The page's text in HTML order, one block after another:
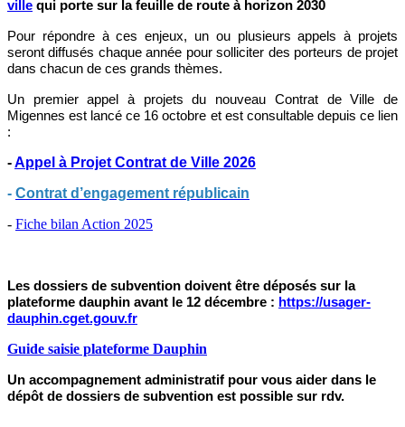
ville qui porte sur la feuille de route à horizon 2030
Pour répondre à ces enjeux, un ou plusieurs appels à projets
seront diffusés chaque année pour solliciter des porteurs de projet
dans chacun de ces grands thèmes.
Un premier appel à projets du nouveau Contrat de Ville de
Migennes est lancé ce 16 octobre et est consultable depuis ce lien
:
-Appel à Projet Contrat de Ville 2026
- Contrat d’engagement républicain
- Fiche bilan Action 2025
Les dossiers de subvention doivent être déposés sur la
plateforme dauphin avant le 12 décembre : https://usager-
dauphin.cget.gouv.fr
Guide saisie plateforme Dauphin
Un accompagnement administratif pour vous aider dans le
dépôt de dossiers de subvention est possible sur rdv.